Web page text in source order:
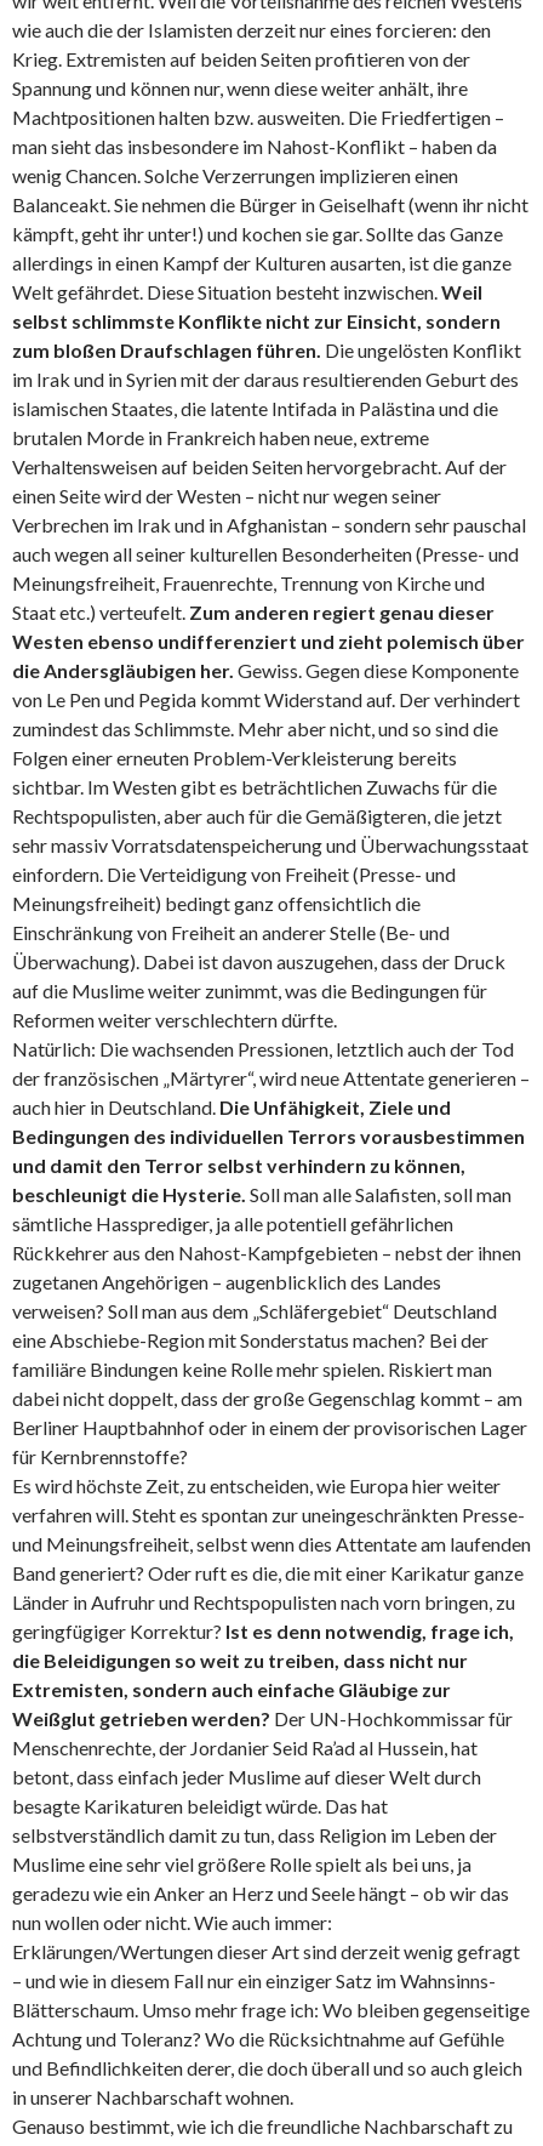
wie auch die der Islamisten derzeit nur eines forcieren: den
Krieg. Extremisten auf beiden Seiten profitieren von der
Spannung und können nur, wenn diese weiter anhält, ihre
Machtpositionen halten bzw. ausweiten. Die Friedfertigen –
man sieht das insbesondere im Nahost-Konflikt – haben da
wenig Chancen. Solche Verzerrungen implizieren einen
Balanceakt. Sie nehmen die Bürger in Geiselhaft (wenn ihr nicht
kämpft, geht ihr unter!) und kochen sie gar. Sollte das Ganze
allerdings in einen Kampf der Kulturen ausarten, ist die ganze
Welt gefährdet. Diese Situation besteht inzwischen.Weil
selbst schlimmste Konflikte nicht zur Einsicht, sondern
zum bloßen Draufschlagen führen. Die ungelösten Konflikt
im Irak und in Syrien mit der daraus resultierenden Geburt des
islamischen Staates, die latente Intifada in Palästina und die
brutalen Morde in Frankreich haben neue, extreme
Verhaltensweisen auf beiden Seiten hervorgebracht. Auf der
einen Seite wird der Westen – nicht nur wegen seiner
Verbrechen im Irak und in Afghanistan – sondern sehr pauschal
auch wegen all seiner kulturellen Besonderheiten (Presse- und
Meinungsfreiheit, Frauenrechte, Trennung von Kirche und
Staat etc.) verteufelt. Zum anderen regiert genau dieser
Westen ebenso undifferenziert und zieht polemisch über
die Andersgläubigen her. Gewiss. Gegen diese Komponente
von Le Pen und Pegida kommt Widerstand auf. Der verhindert
zumindest das Schlimmste. Mehr aber nicht, und so sind die
Folgen einer erneuten Problem-Verkleisterung bereits
sichtbar. Im Westen gibt es beträchtlichen Zuwachs für die
Rechtspopulisten, aber auch für die Gemäßigteren, die jetzt
sehr massiv Vorratsdatenspeicherung und Überwachungsstaat
einfordern. Die Verteidigung von Freiheit (Presse- und
Meinungsfreiheit) bedingt ganz offensichtlich die
Einschränkung von Freiheit an anderer Stelle (Be- und
Überwachung). Dabei ist davon auszugehen, dass der Druck
auf die Muslime weiter zunimmt, was die Bedingungen für
Reformen weiter verschlechtern dürfte.
Natürlich: Die wachsenden Pressionen, letztlich auch der Tod
der französischen „Märtyrer“, wird neue Attentate generieren –
auch hier in Deutschland. Die Unfähigkeit, Ziele und
Bedingungen des individuellen Terrors vorausbestimmen
und damit den Terror selbst verhindern zu können,
beschleunigt die Hysterie. Soll man alle Salafisten, soll man
sämtliche Hassprediger, ja alle potentiell gefährlichen
Rückkehrer aus den Nahost-Kampfgebieten – nebst der ihnen
zugetanen Angehörigen – augenblicklich des Landes
verweisen? Soll man aus dem „Schläfergebiet“ Deutschland
eine Abschiebe-Region mit Sonderstatus machen? Bei der
familiäre Bindungen keine Rolle mehr spielen. Riskiert man
dabei nicht doppelt, dass der große Gegenschlag kommt – am
Berliner Hauptbahnhof oder in einem der provisorischen Lager
für Kernbrennstoffe?
Es wird höchste Zeit, zu entscheiden, wie Europa hier weiter
verfahren will. Steht es spontan zur uneingeschränkten Presse-
und Meinungsfreiheit, selbst wenn dies Attentate am laufenden
Band generiert? Oder ruft es die, die mit einer Karikatur ganze
Länder in Aufruhr und Rechtspopulisten nach vorn bringen, zu
geringfügiger Korrektur? Ist es denn notwendig, frage ich,
die Beleidigungen so weit zu treiben, dass nicht nur
Extremisten, sondern auch einfache Gläubige zur
Weißglut getrieben werden? Der UN-Hochkommissar für
Menschenrechte, der Jordanier Seid Ra’ad al Hussein, hat
betont, dass einfach jeder Muslime auf dieser Welt durch
besagte Karikaturen beleidigt würde. Das hat
selbstverständlich damit zu tun, dass Religion im Leben der
Muslime eine sehr viel größere Rolle spielt als bei uns, ja
geradezu wie ein Anker an Herz und Seele hängt – ob wir das
nun wollen oder nicht. Wie auch immer:
Erklärungen/Wertungen dieser Art sind derzeit wenig gefragt
– und wie in diesem Fall nur ein einziger Satz im Wahnsinns-
Blätterschaum. Umso mehr frage ich: Wo bleiben gegenseitige
Achtung und Toleranz? Wo die Rücksichtnahme auf Gefühle
und Befindlichkeiten derer, die doch überall und so auch gleich
in unserer Nachbarschaft wohnen.
Genauso bestimmt, wie ich die freundliche Nachbarschaft zu